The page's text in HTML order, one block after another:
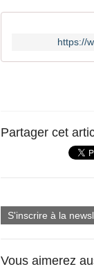
https://
Partager cet
S'inscrire à la
Vous aimerez